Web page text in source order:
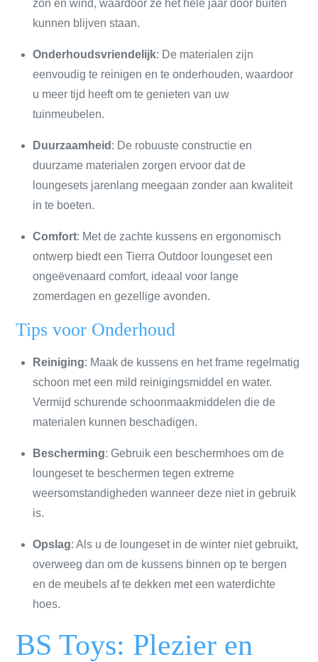
zon en wind, waardoor ze het hele jaar door buiten
kunnen blijven staan.
Onderhoudsvriendelijk: De materialen zijn
eenvoudig te reinigen en te onderhouden, waardoor
u meer tijd heeft om te genieten van uw
tuinmeubelen.
Duurzaamheid : De robuuste constructie en
duurzame materialen zorgen ervoor dat de
loungesets jarenlang meegaan zonder aan kwaliteit
in te boeten.
Comfort: Met de zachte kussens en ergonomisch
ontwerp biedt een Tierra Outdoor loungeset een
ongeëvenaard comfort, ideaal voor lange
zomerdagen en gezellige avonden.
Tips voor Onderhoud
Reiniging: Maak de kussens en het frame regelmatig
schoon met een mild reinigingsmiddel en water.
Vermijd schurende schoonmaakmiddelen die de
materialen kunnen beschadigen.
Bescherming: Gebruik een beschermhoes om de
loungeset te beschermen tegen extreme
weersomstandigheden wanneer deze niet in gebruik
is.
Opslag: Als u de loungeset in de winter niet gebruikt,
overweeg dan om de kussens binnen op te bergen
en de meubels af te dekken met een waterdichte
hoes.
BS Toys: Plezier en